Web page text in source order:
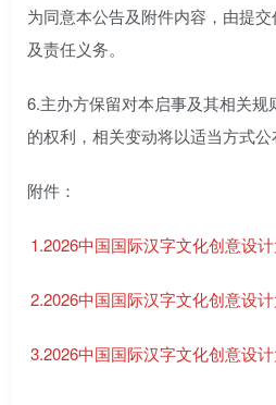
为同意本公告及附件内容，由提
及责任义务。
6.主办方保留对本启事及其相关
的权利，相关变动将以适当方式公
附件：
1.2026中国国际汉字文化创意设
2.2026中国国际汉字文化创意设
3.2026中国国际汉字文化创意设